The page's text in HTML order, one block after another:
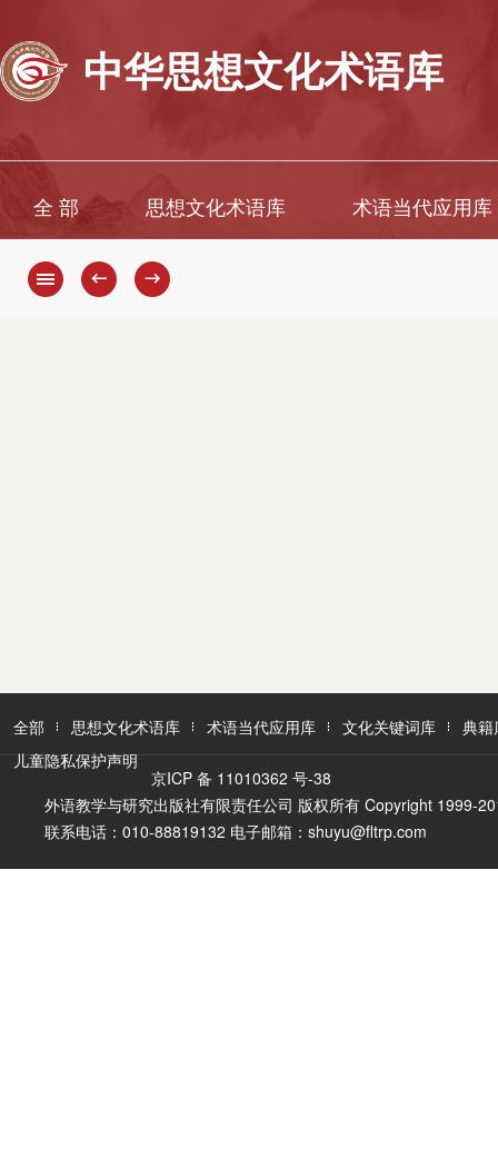
中华思想文化术语库
全 部 思想文化术语库 术语当代应用库
← →
全部 思想文化术语库 术语当代应用库 文化关键词库
典籍
儿童隐私保护声明
京ICP 备 11010362 号-38
外语教学与研究出版社有限责任公司 版权所有 Copyright 1999-
联系电话：010-88819132 电子邮箱：shuyu@fltrp.com